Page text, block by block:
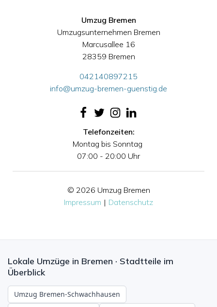
Umzug Bremen
Umzugsunternehmen Bremen
Marcusallee 16
28359 Bremen
042140897215
info@umzug-bremen-guenstig.de
Telefonzeiten:
Montag bis Sonntag
07:00 - 20:00 Uhr
© 2026 Umzug Bremen
Impressum | Datenschutz
Lokale Umzüge in Bremen · Stadtteile im
Überblick
Umzug Bremen-Schwachhausen